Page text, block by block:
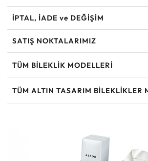
İPTAL, İADE ve DEĞİŞİM
SATIŞ NOKTALARIMIZ
TÜM BILEKLIK MODELLERI
TÜM ALTIN TASARIM BILEKLIKLER